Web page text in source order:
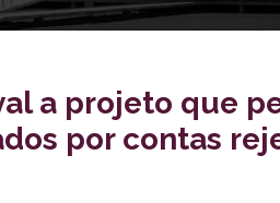
a projeto que
por contas